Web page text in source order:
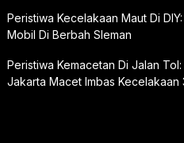
Peristiwa Kecelakaan Maut Di
Mobil Di Berbah Sleman
Peristiwa Kemacetan Di Jalan
Jakarta Macet Imbas Kecelakaan